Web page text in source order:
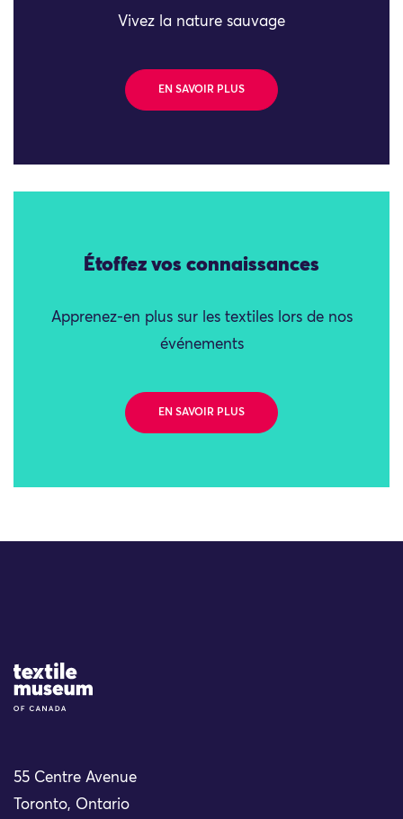
Vivez la nature sauvage
EN SAVOIR PLUS
Étoffez vos connaissances
Apprenez-en plus sur les textiles lors de nos
événements
EN SAVOIR PLUS
Site Logo
55 Centre Avenue
Toronto, Ontario